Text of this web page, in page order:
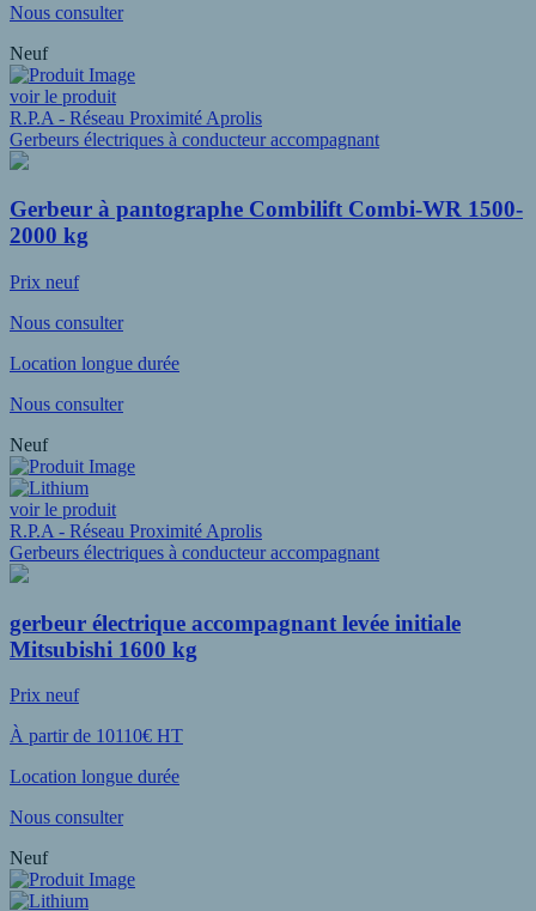
Nous consulter
Neuf
voir le produit
R.P.A - Réseau Proximité Aprolis
Gerbeurs électriques à conducteur accompagnant
Gerbeur à pantographe Combilift Combi-WR 1500-
2000 kg
Prix neuf
Nous consulter
Location longue durée
Nous consulter
Neuf
voir le produit
R.P.A - Réseau Proximité Aprolis
Gerbeurs électriques à conducteur accompagnant
gerbeur électrique accompagnant levée initiale
Mitsubishi 1600 kg
Prix neuf
À partir de 10110€ HT
Location longue durée
Nous consulter
Neuf